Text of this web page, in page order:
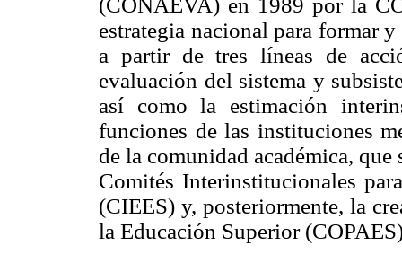
estrategia nacional para formar
a partir de tres líneas de
evaluación del sistema y
así como la estimación
funciones de las instituciones
de la comunidad académica,
Comités Interinstitucionales
(CIEES) y, posteriormente, la
la Educación Superior